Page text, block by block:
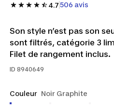
4.7506 avis
Son style n’est pas son
sont filtrés, catégorie 3
Filet de rangement inclus.
ID 8940649
Couleur Noir Graphite